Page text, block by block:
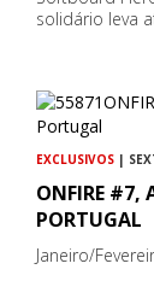
solidário leva
EXCLUSIVOS |
ONFIRE #7,
PORTUGAL
Janeiro/